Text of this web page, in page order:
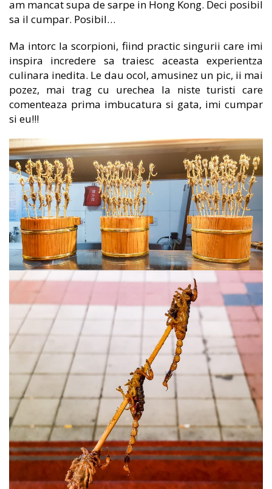
am mancat supa de sarpe in Hong Kong. Deci posibil
sa il cumpar. Posibil…
Ma intorc la scorpioni, fiind practic singurii care imi
inspira incredere sa traiesc aceasta experientza
culinara inedita. Le dau ocol, amusinez un pic, ii mai
pozez, mai trag cu urechea la niste turisti care
comenteaza prima imbucatura si gata, imi cumpar
si eu!!!